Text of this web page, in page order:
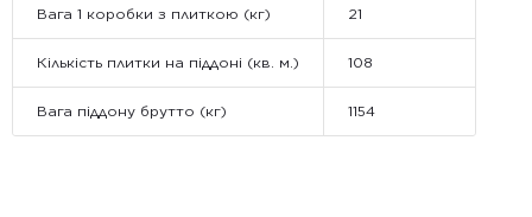
Вага 1 коробки з плиткою (кг) 21
Кількість плитки на піддоні (кв. м.) 108
Вага піддону брутто (кг) 1154